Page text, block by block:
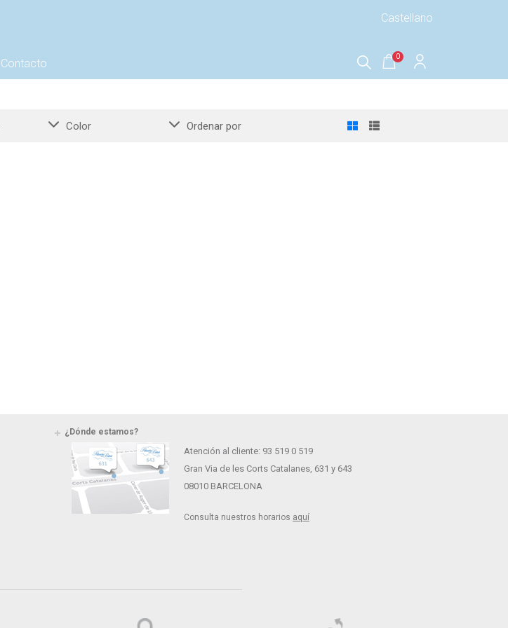
Contacto
0
Color Ordenar por
¿Dónde estamos?
Atención al cliente: 93 519 0 519
Gran Via de les Corts Catalanes, 631 y 643
08010 BARCELONA
Consulta nuestros horarios aquí